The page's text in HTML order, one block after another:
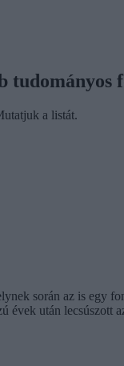
a listát.
során az is egy
évek után lecsúszott